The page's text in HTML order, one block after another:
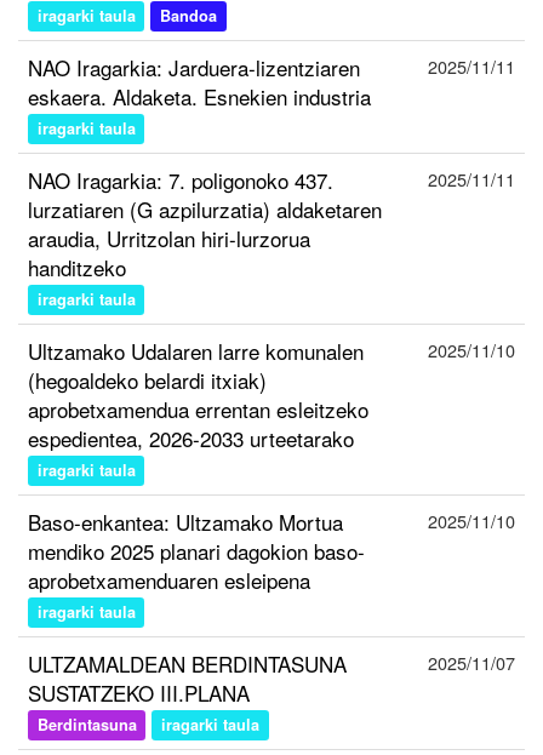
iragarki taula Bandoa
NAO Iragarkia: Jarduera-lizentziaren
eskaera. Aldaketa. Esnekien industria
iragarki taula
2025/11/11
NAO Iragarkia: 7. poligonoko 437.
lurzatiaren (G azpilurzatia) aldaketaren
araudia, Urritzolan hiri-lurzorua
handitzeko
iragarki taula
2025/11/11
Ultzamako Udalaren larre komunalen
(hegoaldeko belardi itxiak)
aprobetxamendua errentan esleitzeko
espedientea, 2026-2033 urteetarako
iragarki taula
2025/11/10
Baso-enkantea: Ultzamako Mortua
mendiko 2025 planari dagokion baso-
aprobetxamenduaren esleipena
iragarki taula
2025/11/10
ULTZAMALDEAN BERDINTASUNA
SUSTATZEKO III.PLANA
Berdintasuna iragarki taula
2025/11/07